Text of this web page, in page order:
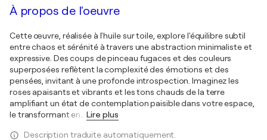
À propos de l'oeuvre
Cette œuvre, réalisée à l'huile sur toile, explore l'équilibre subtil
entre chaos et sérénité à travers une abstraction minimaliste et
expressive. Des coups de pinceau fugaces et des couleurs
superposées reflètent la complexité des émotions et des
pensées, invitant à une profonde introspection. Imaginez les
roses apaisants et vibrants et les tons chauds de la terre
amplifiant un état de contemplation paisible dans votre espace,
le transformant en
Lire plus
Description traduite automatiquement.